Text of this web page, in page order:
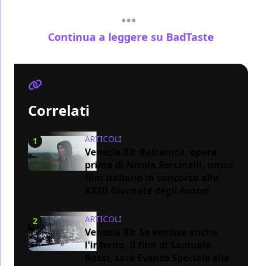
Continua a leggere su BadTaste
Correlati
1 ARTICOLI
Venezia 83: Balcanica, opera
prima di Nicola Sorcinelli, unico
2 ARTICOLI
Venezia 83: Se venisse anche
l'inferno, il film di Samuele